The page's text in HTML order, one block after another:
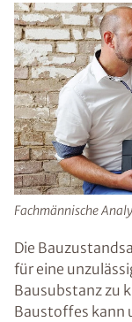
Fachmännische
Die
für eine
Bausubstanz zu
Baustoffes kann